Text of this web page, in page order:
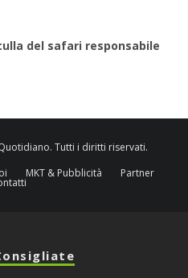
del safari responsabile
Tutti i diritti riservati.
MKT & Pubblicità Partner